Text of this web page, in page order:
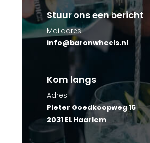
Stuur ons een bericht
Mailadres:
info@baronwheels.nl
Kom langs
Adres:
Pieter Goedkoopweg 16
2031 EL Haarlem